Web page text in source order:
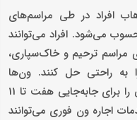
افراد در طی مراسم‌های
می‌شود. افراد می‌توانند
مراسم‌ ترحیم و خاک‌سپاری،
به راحتی حل کنند. ون‌ها
ظرفیت نسبتا زیادی دارند و فضای کافی را برای جابه‌جایی هفت تا 11
اجاره ون فوری می‌توانند